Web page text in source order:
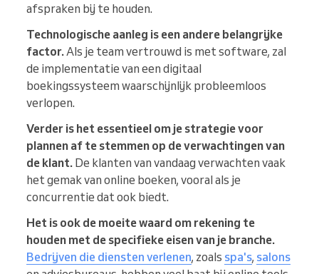
afspraken bij te houden.
Technologische aanleg is een andere belangrijke
factor.Als je team vertrouwd is met software, zal
de implementatie van een digitaal
boekingssysteem waarschijnlijk probleemloos
verlopen.
Verder is het essentieel om je strategie voor
plannen af te stemmen op de verwachtingen van
de klant. De klanten van vandaag verwachten vaak
het gemak van online boeken, vooral als je
concurrentie dat ook biedt.
Het is ook de moeite waard om rekening te
houden met de specifieke eisen van je branche.
Bedrijven die diensten verlenen, zoals spa's, salons